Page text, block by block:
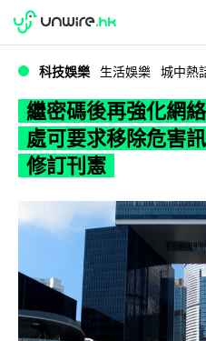
WWDC 2026
科技娛樂 生活娛樂 城中熱
繼密碼後再強化網
處可要求移除危害
修訂刊憲